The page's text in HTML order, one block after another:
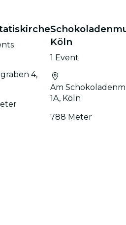
4,
Köln
1 Event
Am
1A, Köln
788 Meter